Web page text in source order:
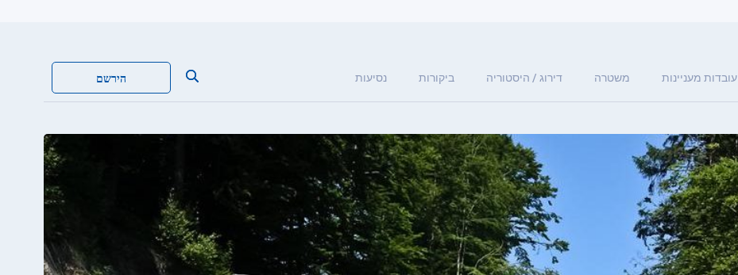
עובדות מעניינות משטרה דירוג / היסטוריה ביקורות נסיעות הירשם